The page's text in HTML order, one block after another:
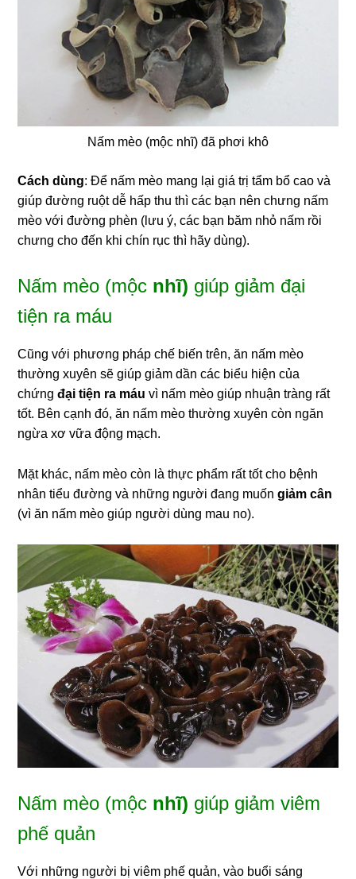
Nấm mèo (mộc nhĩ) đã phơi khô
Cách dùng: Để nấm mèo mang lại giá trị tẩm bổ cao và
giúp đường ruột dễ hấp thu thì các bạn nên chưng nấm
mèo với đường phèn (lưu ý, các bạn băm nhỏ nấm rồi
chưng cho đến khi chín rục thì hãy dùng).
Nấm mèo (mộc nhĩ) giúp giảm đại
tiện ra máu
Cũng với phương pháp chế biến trên, ăn nấm mèo
thường xuyên sẽ giúp giảm dần các biểu hiện của
chứngđại tiện ra máu vì nấm mèo giúp nhuận tràng rất
tốt. Bên cạnh đó, ăn nấm mèo thường xuyên còn ngăn
ngừa xơ vữa động mạch.
Mặt khác, nấm mèo còn là thực phẩm rất tốt cho bệnh
nhân tiểu đường và những người đang muốngiảm cân
(vì ăn nấm mèo giúp người dùng mau no).
Nấm mèo (mộc nhĩ) giúp giảm viêm
phế quản
Với những người bị viêm phế quản, vào buổi sáng